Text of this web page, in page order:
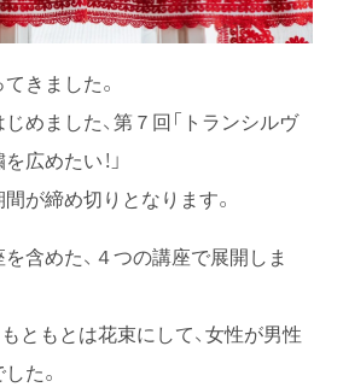
きました。
めました、第７回「トランシルヴ
広めたい！」
が締め切りとなります。
含めた、４つの講座で展開しま
ともとは花束にして、女性が男性
た。